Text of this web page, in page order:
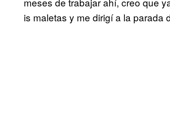
is maletas y me dirigí a la parada